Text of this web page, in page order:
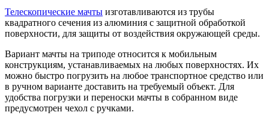
Телескопические мачты изготавливаются из трубы
квадратного сечения из алюминия с защитной обработкой
поверхности, для защиты от воздействия окружающей среды.
Вариант мачты на триподе относится к мобильным
конструкциям, устанавливаемых на любых поверхностях. Их
можно быстро погрузить на любое транспортное средство или
в ручном варианте доставить на требуемый объект. Для
удобства погрузки и переноски мачты в собранном виде
предусмотрен чехол с ручками.